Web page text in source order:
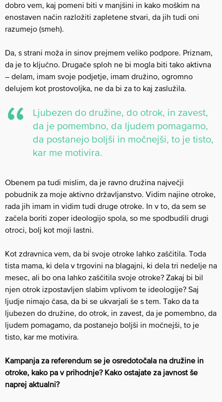
dobro vem, kaj pomeni biti v manjšini in kako moškim na
enostaven način razložiti zapletene stvari, da jih tudi oni
razumejo (smeh).
Da, s strani moža in sinov prejmem veliko podpore. Priznam,
da je to ključno. Drugače sploh ne bi mogla biti tako aktivna
– delam, imam svoje podjetje, imam družino, ogromno
delujem kot prostovoljka, ne da bi za to kaj zaslužila.
Ljubezen do družine, do otrok, in zavest,
da je pomembno, da ljudem pomagamo,
da postanejo boljši in močnejši, to je tisto,
kar me motivira.
Obenem pa tudi mislim, da je ravno družina največji
pobudnik za moje aktivno državljanstvo. Vidim najine otroke,
rada jih imam in vidim tudi druge otroke. In v to, da sem se
začela boriti zoper ideologijo spola, so me spodbudili drugi
otroci, bolj kot moji lastni.
Kot zdravnica vem, da bi svoje otroke lahko zaščitila. Toda
tista mama, ki dela v trgovini na blagajni, ki dela tri nedelje na
mesec, ali bo ona lahko zaščitila svoje otroke? Zakaj bi bil
njen otrok izpostavljen slabim vplivom te ideologije? Saj
ljudje nimajo časa, da bi se ukvarjali še s tem. Tako da ta
ljubezen do družine, do otrok, in zavest, da je pomembno, da
ljudem pomagamo, da postanejo boljši in močnejši, to je
tisto, kar me motivira.
Kampanja za referendum se je osredotočala na družine in
otroke, kako pa v prihodnje? Kako ostajate za javnost še
naprej aktualni?